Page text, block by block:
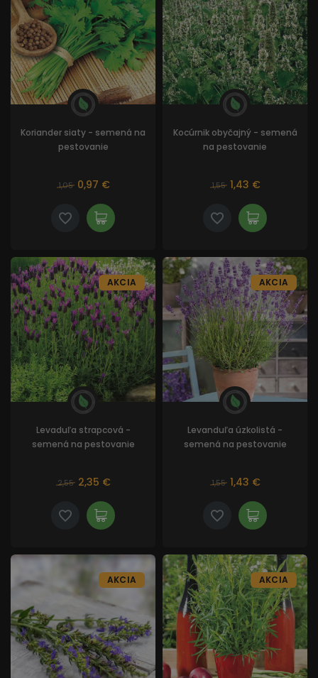
Koriander siaty - semená na
pestovanie
1,05 0,97 €
Kocúrnik obyčajný - semená
na pestovanie
1,55 1,43 €
Levaduľa strapcová -
semená na pestovanie
2,55 2,35 €
AKCIA
Levanduľa úzkolistá -
semená na pestovanie
1,55 1,43 €
AKCIA
AKCIA AKCIA